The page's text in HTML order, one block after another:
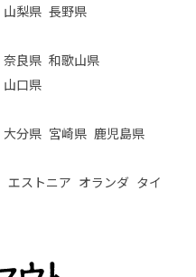
山梨県 長野県
奈良県 和歌山県
山口県
大分県 宮崎県 鹿児島県
エストニア オランダ タイ